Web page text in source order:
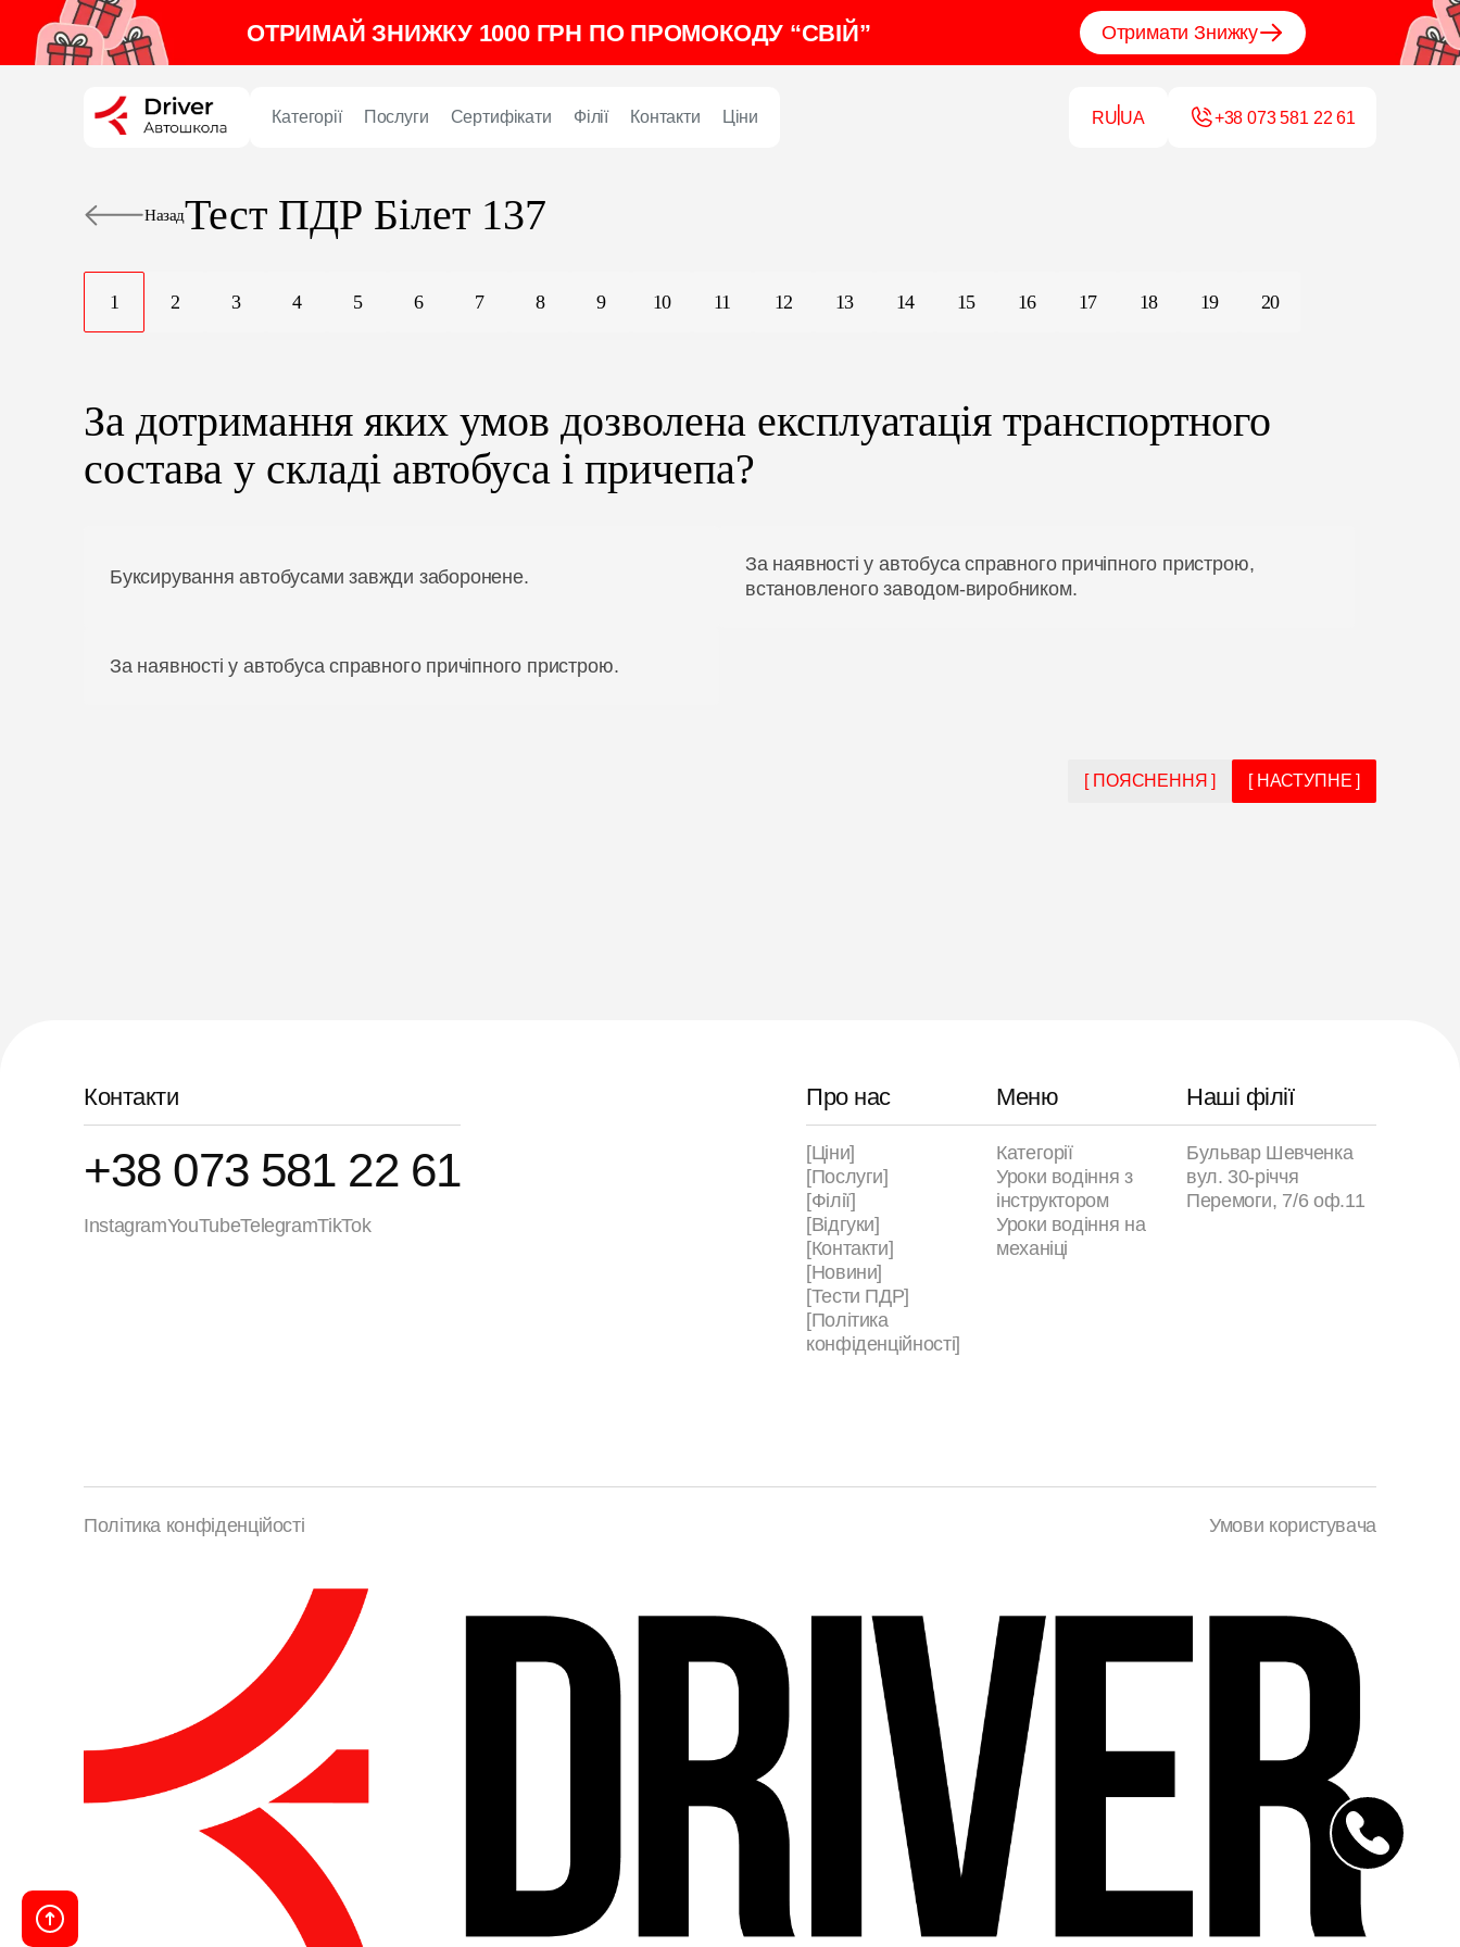
ОТРИМАЙ ЗНИЖКУ 1000 ГРН ПО ПРОМОКОДУ “СВІЙ” Отримати Знижку
Категорії Послуги Сертифікати Філії Контакти Ціни RU UA +38 073 223 71 49
НазадТест ПДР Білет 137
1 2 3 4 5 6 7 8 9 10 11 12 13 14 15 16 17 18 19 20
За дотримання яких умов дозволена експлуатація транспортного
состава у складі автобуса і причепа?
Буксирування автобусами завжди заборонене.
За наявності у автобуса справного причіпного пристрою,
встановленого заводом-виробником.
За наявності у автобуса справного причіпного пристрою.
[ ПОЯСНЕННЯ ] [ НАСТУПНЕ ]
Контакти
+38 073 223 71 49
InstagramYouTubeTelegramTikTok
Про нас
[Ціни]
[Послуги]
[Філії]
[Відгуки]
[Контакти]
[Новини]
[Тести ПДР]
[Політика
конфіденційності]
Меню
Категорії
Уроки водіння з
інструктором
Уроки водіння на
механіці
Наші філії
Бульвар Шевченка
вул. 30-річчя
Перемоги, 7/6 оф.11
Політика конфіденційості Умови користувача